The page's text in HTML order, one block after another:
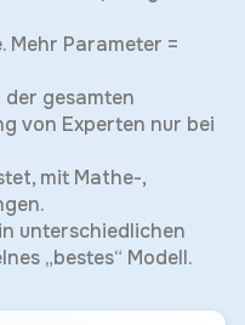
Mehr Parameter =
der gesamten
von Experten nur bei
mit Mathe-,
unterschiedlichen
„bestes“ Modell.